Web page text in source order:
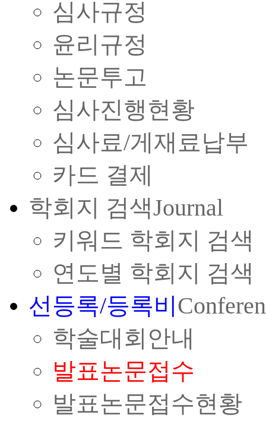
심사규정
윤리규정
논문투고
심사진행현황
심사료/게재료납부
카드 결제
학회지 검색Journal
키워드 학회지 검색
연도별 학회지 검색
선등록/등록비
학술대회안내
발표논문접수
발표논문접수현황